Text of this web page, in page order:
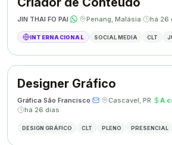
JIN THAI FO PAI· · Penang, Malásia· há 26
INTERNACIONAL SOCIAL MEDIA CLT
Designer Gráfico
Gráfica São Francisco· · Cascavel, PR· A
há 26 dias
DESIGN GRÁFICO CLT PLENO PRESENCIAL